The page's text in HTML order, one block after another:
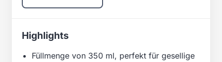
Highlights
Füllmenge von 350 ml, perfekt für gesellige